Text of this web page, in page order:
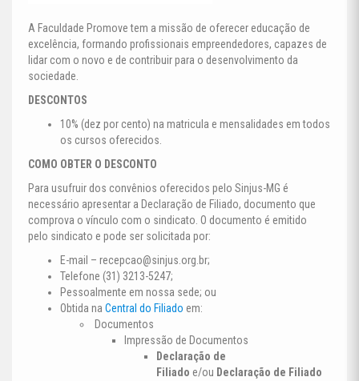
A Faculdade Promove tem a missão de oferecer educação de
excelência, formando profissionais empreendedores, capazes de
lidar com o novo e de contribuir para o desenvolvimento da
sociedade.
DESCONTOS
10% (dez por cento) na matricula e mensalidades em todos
os cursos oferecidos.
COMO OBTER O DESCONTO
Para usufruir dos convênios oferecidos pelo Sinjus-MG é
necessário apresentar a Declaração de Filiado, documento que
comprova o vínculo com o sindicato. O documento é emitido
pelo sindicato e pode ser solicitada por:
E-mail – recepcao@sinjus.org.br;
Telefone (31) 3213-5247;
Pessoalmente em nossa sede; ou
Obtida na Central do Filiado em:
Documentos
Impressão de Documentos
Declaração de
Filiado e/ou Declaração de Filiado